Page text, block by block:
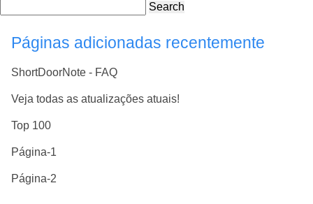
Search
Páginas adicionadas recentemente
ShortDoorNote - FAQ
Veja todas as atualizações atuais!
Top 100
Página-1
Página-2